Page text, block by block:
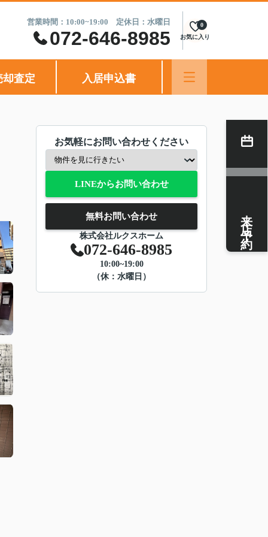
営業時間：10:00~19:00 定休日：水曜日
072-646-8985 お気に入り
0
却査定 入居申込書
お気軽にお問い合わせください
LINEからお問い合わせ
無料お問い合わせ
株式会社ルクスホーム
072-646-8985
10:00~19:00
（休：水曜日）
来店予約